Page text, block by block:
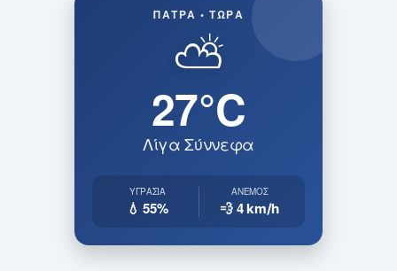
ΠΆΤΡΑ • ΤΏΡΑ
⛅
27°C
Λίγα Σύννεφα
ΥΓΡΑΣΊΑ
💧 55%
ΆΝΕΜΟΣ
💨 4km/h